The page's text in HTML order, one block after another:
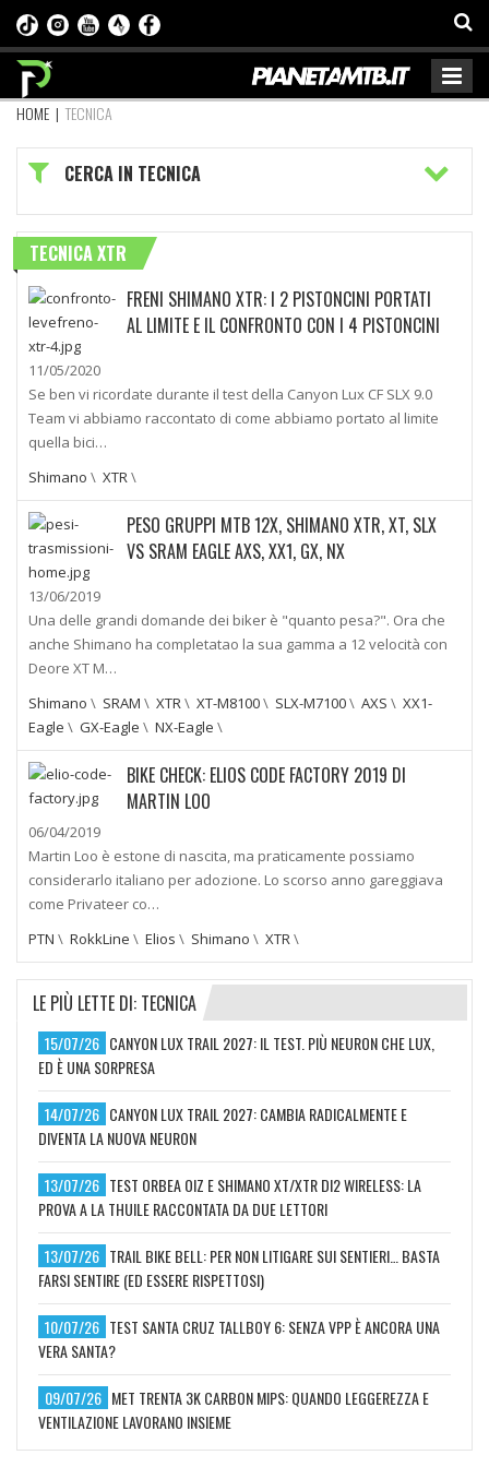
HOME | TECNICA
CERCA IN TECNICA
TECNICA XTR
FRENI SHIMANO XTR: I 2 PISTONCINI PORTATI
AL LIMITE E IL CONFRONTO CON I 4 PISTONCINI
11/05/2020
Se ben vi ricordate durante il test della Canyon Lux CF SLX 9.0
Team vi abbiamo raccontato di come abbiamo portato al limite
quella bici…
Shimano \ XTR \
PESO GRUPPI MTB 12X, SHIMANO XTR, XT, SLX
VS SRAM EAGLE AXS, XX1, GX, NX
13/06/2019
Una delle grandi domande dei biker è "quanto pesa?". Ora che
anche Shimano ha completatao la sua gamma a 12 velocità con
Deore XT M…
Shimano \ SRAM \ XTR \ XT-M8100\ SLX-M7100\ AXS \ XX1-
Eagle \ GX-Eagle \ NX-Eagle \
BIKE CHECK: ELIOS CODE FACTORY 2019 DI
MARTIN LOO
06/04/2019
Martin Loo è estone di nascita, ma praticamente possiamo
considerarlo italiano per adozione. Lo scorso anno gareggiava
come Privateer co…
PTN \ RokkLine \ Elios \ Shimano \ XTR \
LE PIÙ LETTE DI: TECNICA
15/07/26 CANYON LUX TRAIL 2027: IL TEST. PIÙ NEURON CHE LUX,
ED È UNA SORPRESA
14/07/26 CANYON LUX TRAIL 2027: CAMBIA RADICALMENTE E
DIVENTA LA NUOVA NEURON
13/07/26 TEST ORBEA OIZ E SHIMANO XT/XTR DI2 WIRELESS: LA
PROVA A LA THUILE RACCONTATA DA DUE LETTORI
13/07/26 TRAIL BIKE BELL: PER NON LITIGARE SUI SENTIERI… BASTA
FARSI SENTIRE (ED ESSERE RISPETTOSI)
10/07/26 TEST SANTA CRUZ TALLBOY 6: SENZA VPP È ANCORA UNA
VERA SANTA?
09/07/26 MET TRENTA 3K CARBON MIPS: QUANDO LEGGEREZZA E
VENTILAZIONE LAVORANO INSIEME